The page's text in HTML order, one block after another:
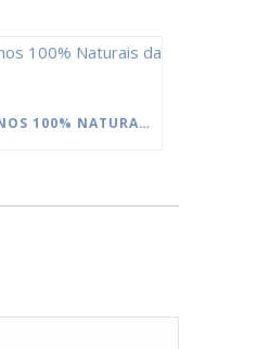
PERFUMES VEGANOS 100% NATURAIS DA QUINARÍ